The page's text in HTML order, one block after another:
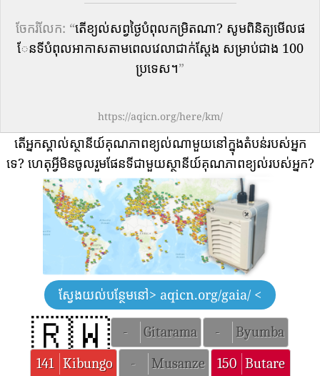
ចែករំលែក: “តើ​ខ្យល់​សព្វថ្ងៃ​បំពុល​កម្រិត​ណា? សូមពិនិត្យមើលផ
ែនទីបំពុលអាកាសតាមពេលវេលាជាក់ស្តែង សម្រាប់ជាង 100
ប្រទេស។”
https://aqicn.org/here/km/
តើអ្នកស្គាល់ស្ថានីយ៍គុណភាពខ្យល់ណាមួយនៅក្នុងតំបន់របស់អ្នក
ទេ? ហេតុអ្វីមិនចូលរួមផែនទីជាមួយស្ថានីយ៍គុណភាពខ្យល់របស់អ្នក?
ស្វែងយល់បន្ថែមនៅ> aqicn.org/gaia/ <
🇷🇼 - Gitarama -
Byumba
141 Kibungo - Musanze 150 Butare